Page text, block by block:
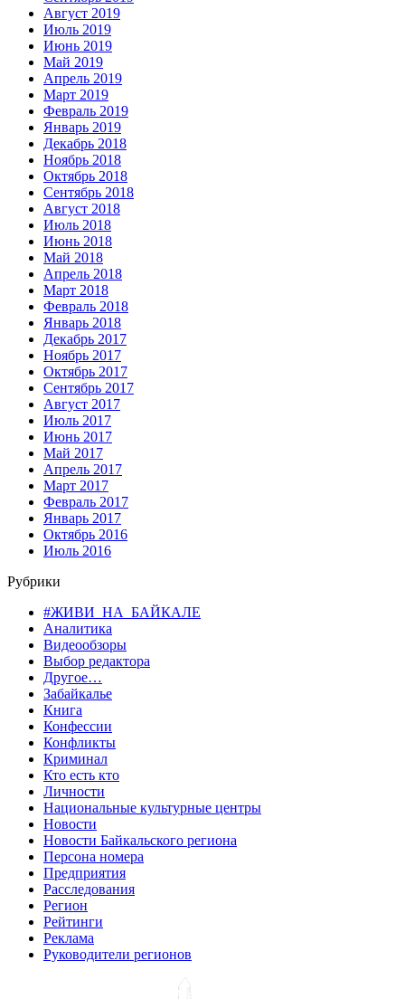
Август 2019
Июль 2019
Июнь 2019
Май 2019
Апрель 2019
Март 2019
Февраль 2019
Январь 2019
Декабрь 2018
Ноябрь 2018
Октябрь 2018
Сентябрь 2018
Август 2018
Июль 2018
Июнь 2018
Май 2018
Апрель 2018
Март 2018
Февраль 2018
Январь 2018
Декабрь 2017
Ноябрь 2017
Октябрь 2017
Сентябрь 2017
Август 2017
Июль 2017
Июнь 2017
Май 2017
Апрель 2017
Март 2017
Февраль 2017
Январь 2017
Октябрь 2016
Июль 2016
Рубрики
#ЖИВИ_НА_БАЙКАЛЕ
Аналитика
Видеообзоры
Выбор редактора
Другое…
Забайкалье
Книга
Конфессии
Конфликты
Криминал
Кто есть кто
Личности
Национальные культурные центры
Новости
Новости Байкальского региона
Персона номера
Предприятия
Расследования
Регион
Рейтинги
Реклама
Руководители регионов